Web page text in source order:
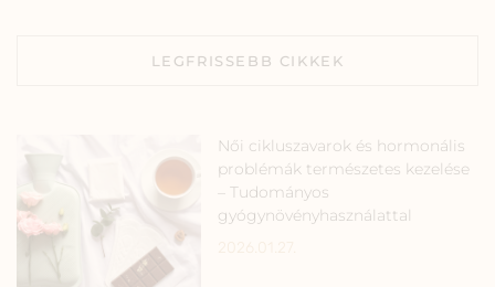
LEGFRISSEBB CIKKEK
Női cikluszavarok és hormonális
problémák természetes kezelése
– Tudományos
gyógynövényhasználattal